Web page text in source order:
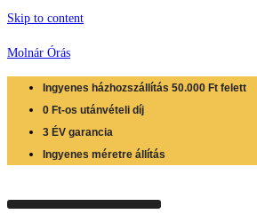
Skip to content
Molnár Órás
Ingyenes házhozszállítás 50.000 Ft felett
0 Ft-os utánvételi díj
3 ÉV garancia
Ingyenes méretre állítás